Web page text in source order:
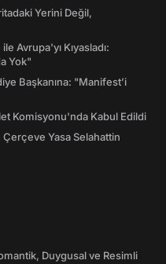
Yerini Değil,
Avrupa'yı Kıyasladı:
Yok"
Başkanına: "Manifest’i
Komisyonu'nda Kabul Edildi
Yasa Selahattin
Duygusal ve Resimli